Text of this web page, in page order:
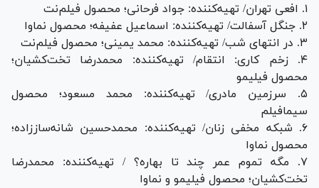
۱. افعی تهران/ تهیه‌کننده: جواد فرحانی؛ محصول فیلم‌نت
۲. جنگل آسفالت/ تهیه‌کننده: اسماعیل عفیفه؛ محصول نماوا
۳. در انتهای شب/ تهیه‌کننده: محمد یمینی؛ محصول فیلم‌نت
۴. زخم کاری: انتقام/ تهیه‌کننده: محمدرضا تخت‌کشیان؛
محصول فیلیمو
۵. سرزمین مادری/ تهیه‌کننده: محمد مسعود؛ محصول
سیمافیلم
۶. شبکه مخفی زنان/ تهیه‌کننده: محمدحسین شانه‌ساززاده؛
محصول نماوا
۷. مگه تموم عمر چند تا بهاره؟ / تهیه‌کننده: محمدرضا
تخت‌کشیان؛ محصول فیلیمو و نماوا